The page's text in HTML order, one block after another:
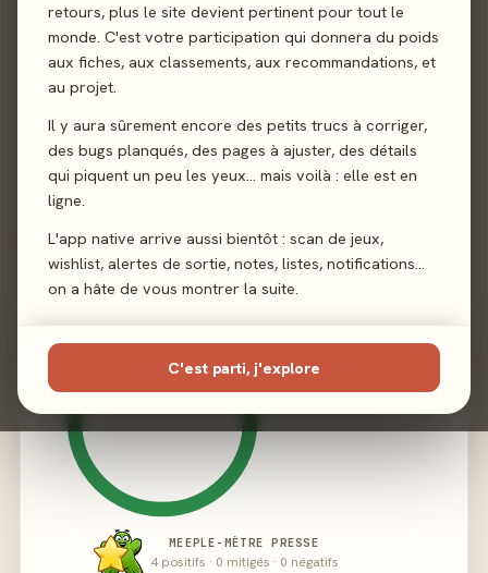
retours, plus le site devient pertinent pour tout le
monde. C'est votre participation qui donnera du poids
aux fiches, aux classements, aux recommandations, et
au projet.
Il y aura sûrement encore des petits trucs à corriger,
des bugs planqués, des pages à ajuster, des détails
qui piquent un peu les yeux… mais voilà : elle est en
ligne.
L'app native arrive aussi bientôt : scan de jeux,
wishlist, alertes de sortie, notes, listes, notifications…
on a hâte de vous montrer la suite.
C'est parti, j'explore
Auteur Daniel de Lucca
Illustration
Éditeur Super Meeple
02 - LE VERDICT
MEEPLE-MÈTRE PRESSE
4 positifs · 0 mitigés · 0 négatifs